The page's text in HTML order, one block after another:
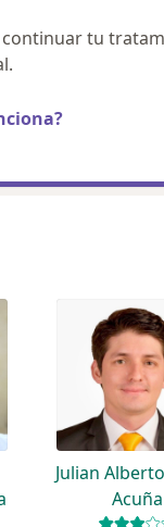
tu
Julian
Acuña